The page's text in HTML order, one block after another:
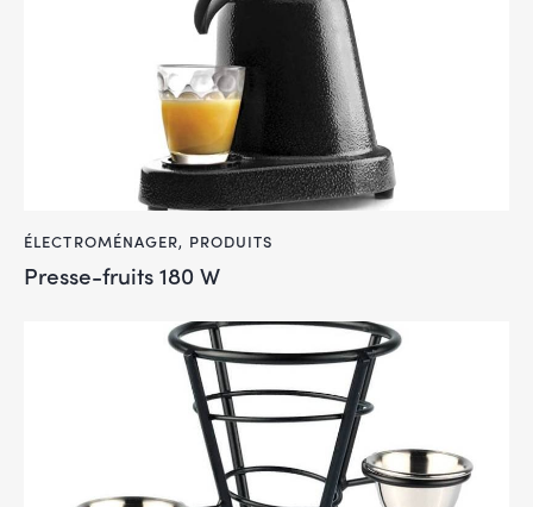
ÉLECTROMÉNAGER, PRODUITS
Presse-fruits 180 W